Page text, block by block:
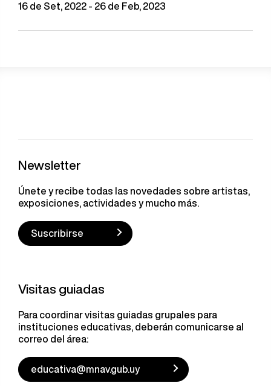
16 de Set, 2022 - 26 de Feb, 2023
Newsletter
Únete y recibe todas las novedades sobre artistas,
exposiciones, actividades y mucho más.
Suscribirse
Visitas guiadas
Para coordinar visitas guiadas grupales para
instituciones educativas, deberán comunicarse al
correo del área:
educativa@mnav.gub.uy